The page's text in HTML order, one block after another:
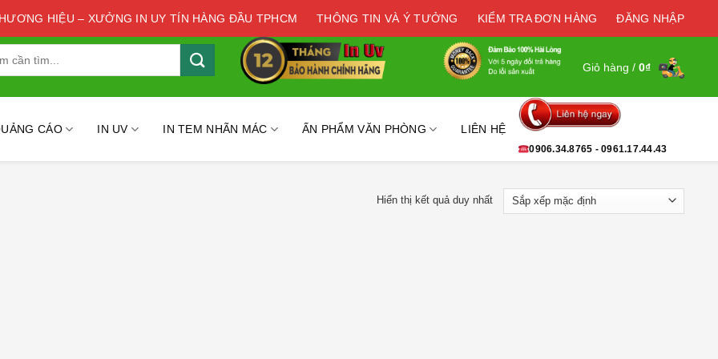
HIỆU – XƯỞNG IN UY TÍN HÀNG ĐẦU TPHCM THÔNG TIN VÀ Ý TƯỞNG KIỂM TRA ĐƠN HÀNG ĐĂNG NHẬP
Giỏ hàng / 0₫
CÁO IN UV IN TEM NHÃN MÁC ẤN PHẨM VĂN PHÒNG LIÊN HỆ
0906.34.8765 - 0961.17.44.43
Hiển thị kết quả duy nhất